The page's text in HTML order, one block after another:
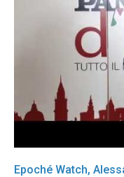
Epoché Watch,